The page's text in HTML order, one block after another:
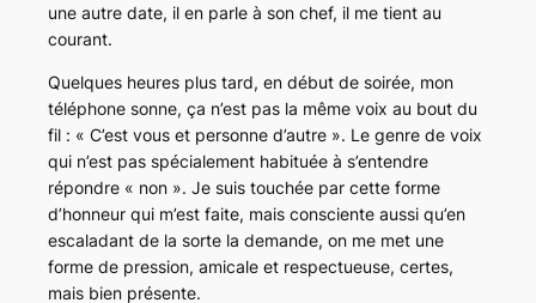
une autre date, il en parle à son chef, il me tient au
courant.
Quelques heures plus tard, en début de soirée, mon
téléphone sonne, ça n’est pas la même voix au bout du
fil : « C’est vous et personne d’autre ». Le genre de voix
qui n’est pas spécialement habituée à s’entendre
répondre « non ». Je suis touchée par cette forme
d’honneur qui m’est faite, mais consciente aussi qu’en
escaladant de la sorte la demande, on me met une
forme de pression, amicale et respectueuse, certes,
mais bien présente.